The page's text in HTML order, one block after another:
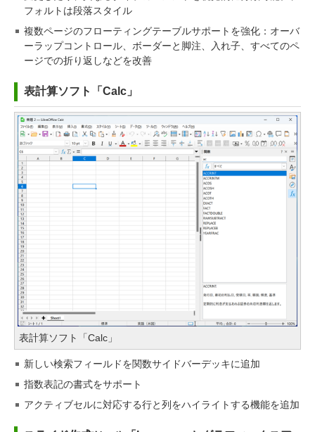
フォルトは段落スタイル
複数ページのフローティングテーブルサポートを強化：オーバ
ーラップコントロール、ボーダーと脚注、入れ子、すべてのペ
ージでの折り返しなどを改善
表計算ソフト「Calc」
表計算ソフト「Calc」
新しい検索フィールドを関数サイドバーデッキに追加
指数表記の書式をサポート
アクティブセルに対応する行と列をハイライトする機能を追加